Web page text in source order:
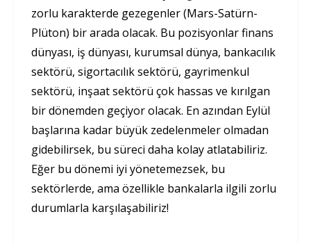
zorlu karakterde gezegenler (Mars-Satürn-
Plüton) bir arada olacak. Bu pozisyonlar finans
dünyası, iş dünyası, kurumsal dünya, bankacılık
sektörü, sigortacılık sektörü, gayrimenkul
sektörü, inşaat sektörü çok hassas ve kırılgan
bir dönemden geçiyor olacak. En azından Eylül
başlarına kadar büyük zedelenmeler olmadan
gidebilirsek, bu süreci daha kolay atlatabiliriz.
Eğer bu dönemi iyi yönetemezsek, bu
sektörlerde, ama özellikle bankalarla ilgili zorlu
durumlarla karşılaşabiliriz!